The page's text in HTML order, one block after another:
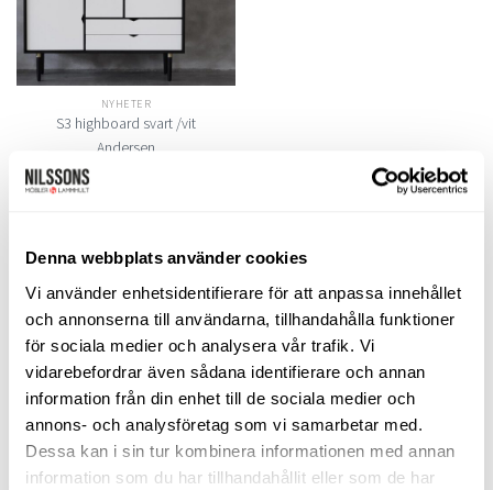
Denna webbplats använder cookies
Vi använder enhetsidentifierare för att anpassa innehållet
och annonserna till användarna, tillhandahålla funktioner
för sociala medier och analysera vår trafik. Vi
vidarebefordrar även sådana identifierare och annan
information från din enhet till de sociala medier och
annons- och analysföretag som vi samarbetar med.
Dessa kan i sin tur kombinera informationen med annan
information som du har tillhandahållit eller som de har
NYHETER
S3 highboard svart /vit
Andersen
LIKNANDE PRODUKTER
Lägg
till i
önskelistan